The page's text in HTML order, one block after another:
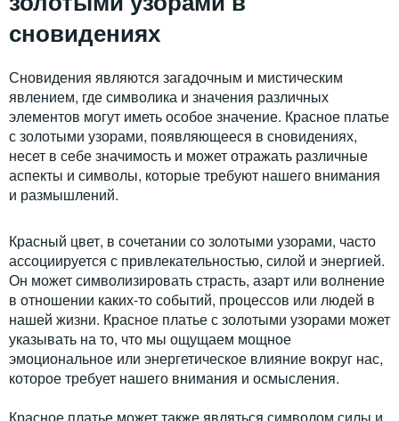
сновидениях
Сновидения являются загадочным и мистическим
явлением, где символика и значения различных
элементов могут иметь особое значение. Красное платье
с золотыми узорами, появляющееся в сновидениях,
несет в себе значимость и может отражать различные
аспекты и символы, которые требуют нашего внимания
и размышлений.
Красный цвет, в сочетании со золотыми узорами, часто
ассоциируется с привлекательностью, силой и энергией.
Он может символизировать страсть, азарт или волнение
в отношении каких-то событий, процессов или людей в
нашей жизни. Красное платье с золотыми узорами может
указывать на то, что мы ощущаем мощное
эмоциональное или энергетическое влияние вокруг нас,
которое требует нашего внимания и осмысления.